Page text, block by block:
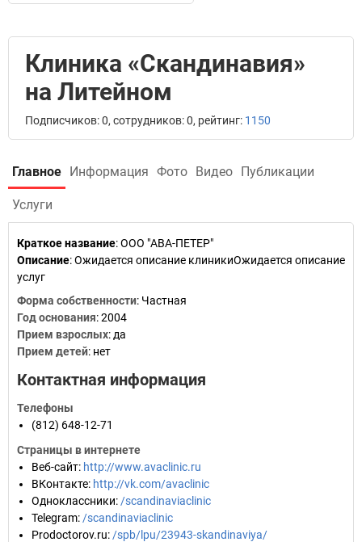
Клиника «Скандинавия»
на Литейном
Подписчиков: 0, сотрудников: 0, рейтинг: 1150
Главное Информация Фото Видео Публикации
Услуги
Краткое название:ООО "АВА-ПЕТЕР"
Описание: Ожидается описание клиникиОжидается описание
услуг
Форма собственности: Частная
Год основания:2004
Прием взрослых: да
Прием детей: нет
Контактная информация
Телефоны
(812) 648-12-71
Страницы в интернете
Веб-сайт: http://www.avaclinic.ru
ВКонтакте: http://vk.com/avaclinic
Одноклассники: /scandinaviaclinic
Telegram: /scandinaviaclinic
Prodoctorov.ru: /spb/lpu/23943-skandinaviya/